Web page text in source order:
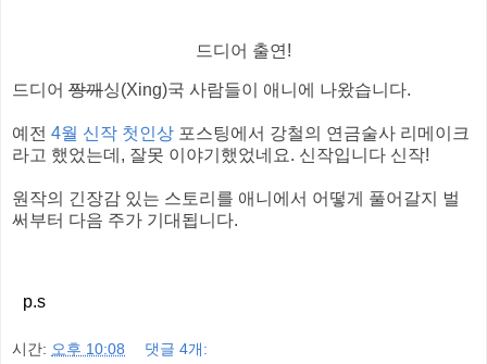
드디어 출연!
드디어 짱깨싱(Xing)국 사람들이 애니에 나왔습니다.
예전 4월 신작 첫인상 포스팅에서 강철의 연금술사 리메이크
라고 했었는데, 잘못 이야기했었네요. 신작입니다 신작!
원작의 긴장감 있는 스토리를 애니에서 어떻게 풀어갈지 벌
써부터 다음 주가 기대됩니다.
p.s
시간: 오후 10:08 댓글 4개: